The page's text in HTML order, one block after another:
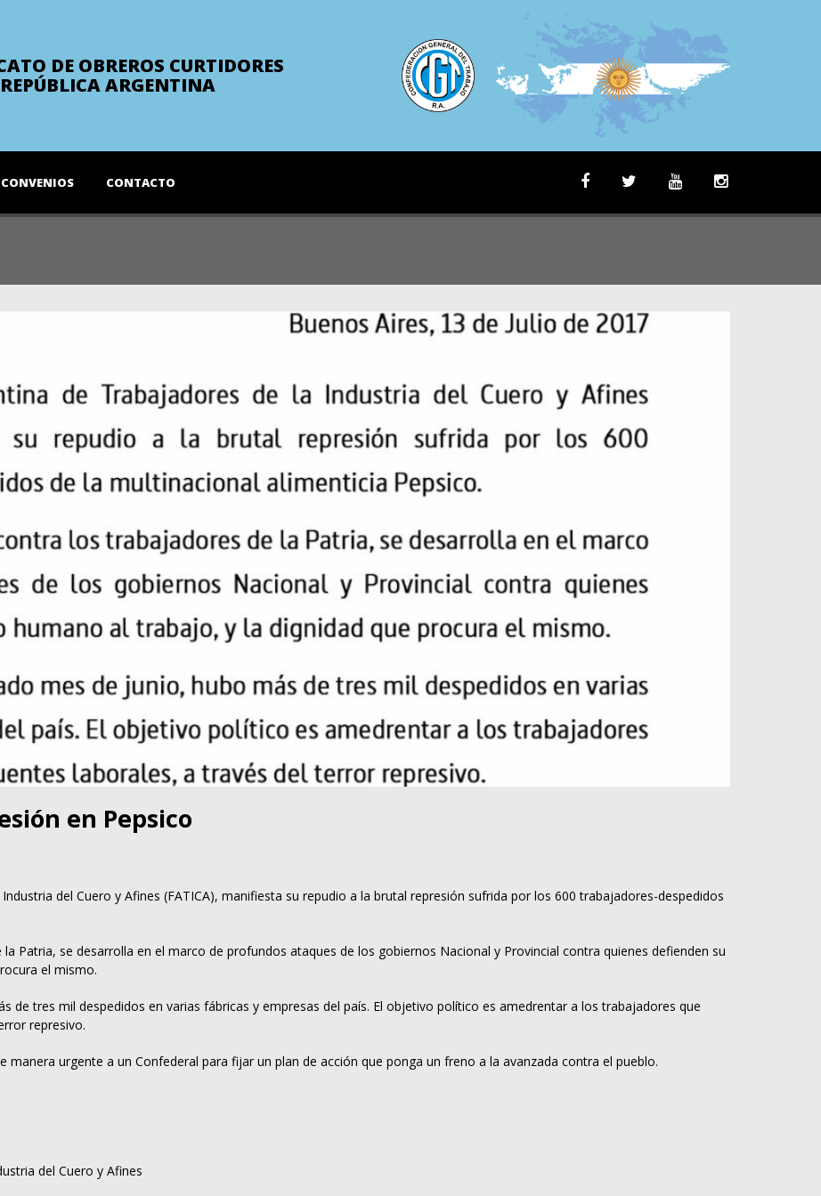
DE OBREROS CURTIDORES
ARGENTINA
CONVENIOS CONTACTO
en Pepsico
del Cuero y Afines (FATICA), manifiesta su repudio a la brutal represión sufrida por los 600 trabajadores-despedidos
Patria, se desarrolla en el marco de profundos ataques de los gobiernos Nacional y Provincial contra quienes defienden su
el mismo.
de tres mil despedidos en varias fábricas y empresas del país. El objetivo político es amedrentar a los trabajadores que
represivo.
manera urgente a un Confederal para fijar un plan de acción que ponga un freno a la avanzada contra el pueblo.
del Cuero y Afines